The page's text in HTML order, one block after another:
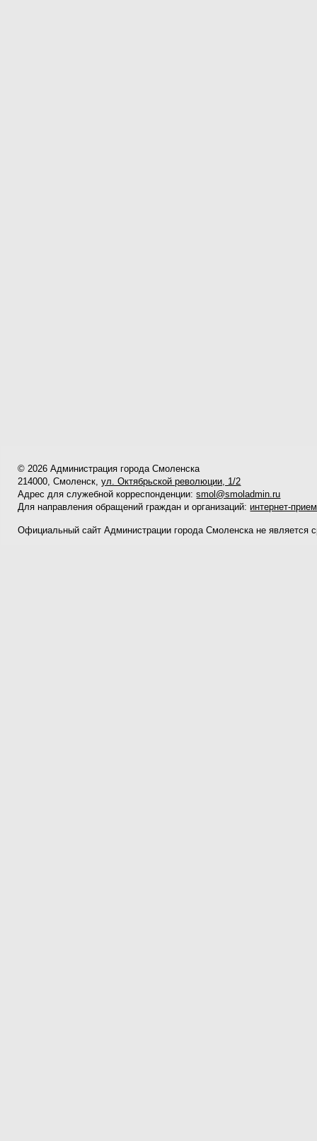
© 2026 Администрация города Смоленска
214000, Смоленск,ул. Октябрьской революции, 1/2
Адрес для служебной корреспонденции:smol@smoladmin.ru
Для направления обращений граждан и организаций: интернет-
Официальный сайт Администрации города Смоленска не является